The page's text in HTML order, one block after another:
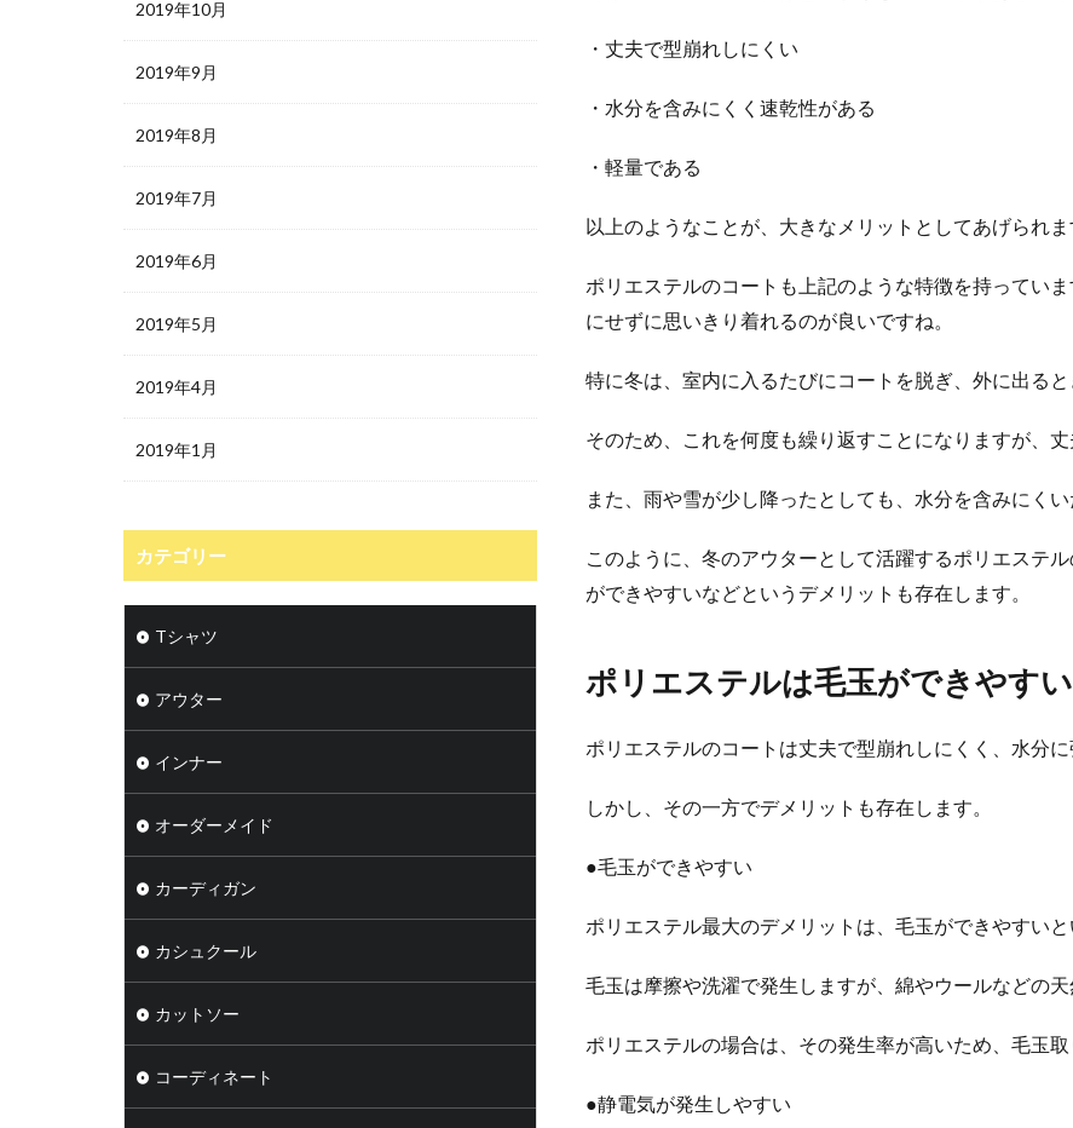
・丈夫で型崩れしにくい
・水分を含みにくく速乾性がある
・軽量である
以上のようなことが、大きなメリットとしてあげられま
ポリエステルのコートも上記のような特徴を持ってい
にせずに思いきり着れるのが良いですね。
特に冬は、室内に入るたびにコートを脱ぎ、外に出ると
そのため、これを何度も繰り返すことになりますが、
また、雨や雪が少し降ったとしても、水分を含みにく
このように、冬のアウターとして活躍するポリエステ
ができやすいなどというデメリットも存在します。
ポリエステルは毛玉ができやす
ポリエステルのコートは丈夫で型崩れしにくく、水分
しかし、その一方でデメリットも存在します。
●毛玉ができやすい
ポリエステル最大のデメリットは、毛玉ができやすいと
毛玉は摩擦や洗濯で発生しますが、綿やウールなどの天
ポリエステルの場合は、その発生率が高いため、毛玉
●静電気が発生しやすい
2019年10月
2019年9月
2019年8月
2019年7月
2019年6月
2019年5月
2019年4月
2019年1月
カテゴリー
Tシャツ
アウター
インナー
オーダーメイド
カーディガン
カシュクール
カットソー
コーディネート